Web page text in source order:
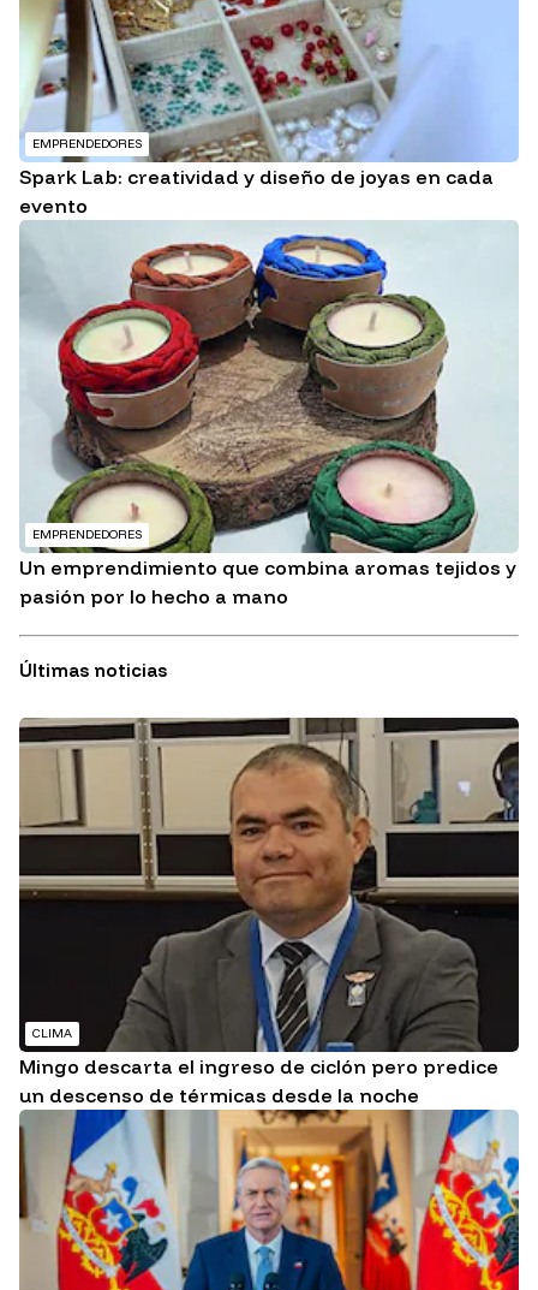
EMPRENDEDORES
Spark Lab: creatividad y diseño de joyas en cada
evento
EMPRENDEDORES
Un emprendimiento que combina aromas tejidos y
pasión por lo hecho a mano
Últimas noticias
CLIMA
Mingo descarta el ingreso de ciclón pero predice
un descenso de térmicas desde la noche